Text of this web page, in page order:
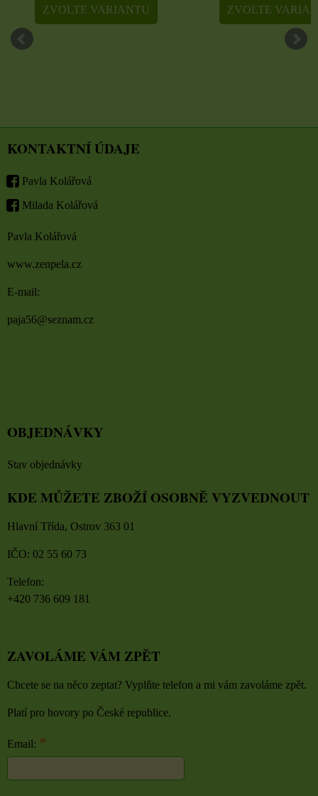
ZVOLTE VARIANTU ZVOLTE
KONTAKTNÍ ÚDAJE
Pavla Kolářová
Milada Kolářová
Pavla Kolářová
www.zenpela.cz
E-mail:
paja56@seznam.cz
OBJEDNÁVKY
Stav objednávky
KDE MŮŽETE ZBOŽÍ OSOBNĚ VYZVEDNOUT
Hlavní Třída, Ostrov 363 01
IČO: 02 55 60 73
Telefon:
+420 736 609 181
ZAVOLÁME VÁM ZPĚT
Chcete se na něco zeptat? Vyplňte telefon a mi vám zavoláme zpět.
Platí pro hovory po České republice.
Email: *